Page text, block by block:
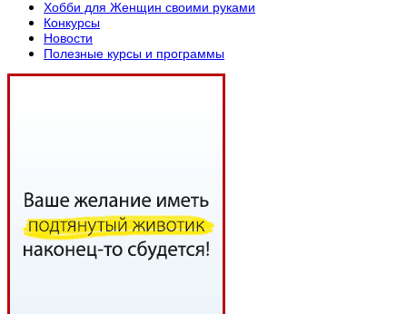
Хобби для Женщин своими руками
Конкурсы
Новости
Полезные курсы и программы